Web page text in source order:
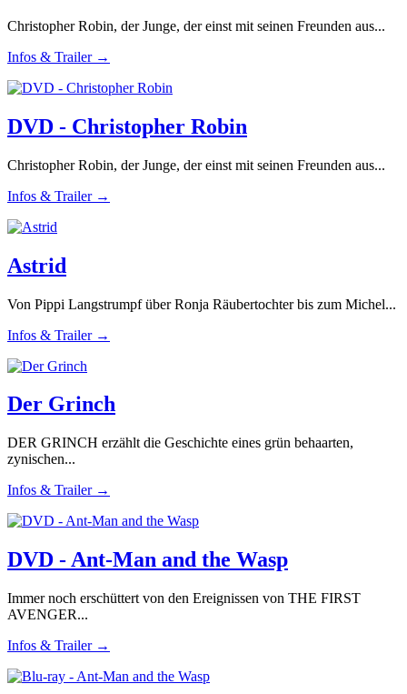
Christopher Robin, der Junge, der einst mit seinen Freunden aus...
Infos & Trailer →
DVD - Christopher Robin
Christopher Robin, der Junge, der einst mit seinen Freunden aus...
Infos & Trailer →
Astrid
Von Pippi Langstrumpf über Ronja Räubertochter bis zum Michel...
Infos & Trailer →
Der Grinch
DER GRINCH erzählt die Geschichte eines grün behaarten,
zynischen...
Infos & Trailer →
DVD - Ant-Man and the Wasp
Immer noch erschüttert von den Ereignissen von THE FIRST
AVENGER...
Infos & Trailer →